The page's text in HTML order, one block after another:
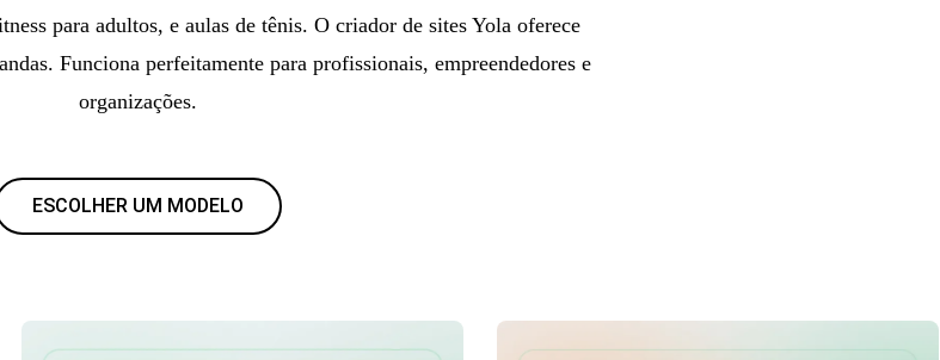
para adultos, e aulas de tênis. O criador de sites Yola oferece
Funciona perfeitamente para profissionais, empreendedores e
organizações.
ESCOLHER UM MODELO